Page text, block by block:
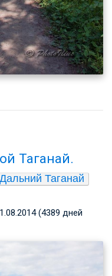
Таганай.
Таганай
(4389 дней